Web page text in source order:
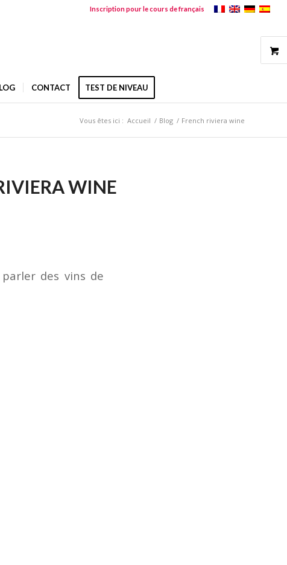
Inscription pour le cours de français
CONTACT TEST DE NIVEAU
Vous êtes ici : Accueil / Blog / French riviera wine
WINE
des vins de